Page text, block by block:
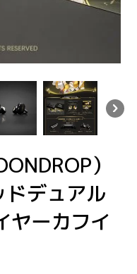
）
ドデュアル
ヤーカフイ